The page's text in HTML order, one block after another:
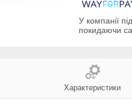
У компанії
покидаючи
Характеристики